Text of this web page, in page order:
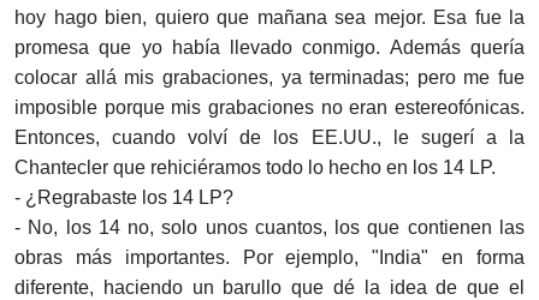
hoy hago bien, quiero que mañana sea mejor. Esa fue la
promesa que yo había llevado conmigo. Además quería
colocar allá mis grabaciones, ya terminadas; pero me fue
imposible porque mis grabaciones no eran estereofónicas.
Entonces, cuando volví de los EE.UU., le sugerí a la
Chantecler que rehiciéramos todo lo hecho en los 14 LP.
- ¿Regrabaste los 14 LP?
- No, los 14 no, solo unos cuantos, los que contienen las
obras más importantes. Por ejemplo, "India" en forma
diferente, haciendo un barullo que dé la idea de que el